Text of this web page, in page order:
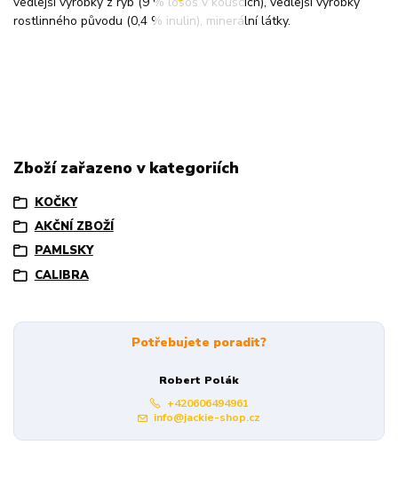
rostlinného původu (0,4 % inulin), minerální látky.
Zboží zařazeno v kategoriích
KOČKY
AKČNÍ ZBOŽÍ
PAMLSKY
CALIBRA
Potřebujete poradit?
Robert Polák
+420606494961
info@jackie-shop.cz